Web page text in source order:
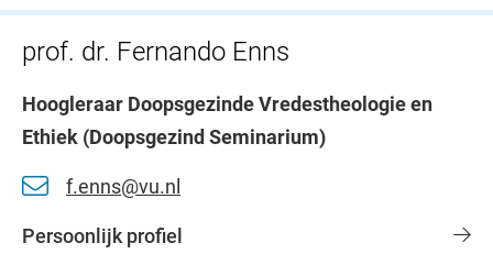
prof. dr. Fernando Enns
Hoogleraar Doopsgezinde Vredestheologie en
Ethiek (Doopsgezind Seminarium)
f.enns@vu.nl
Persoonlijk profiel